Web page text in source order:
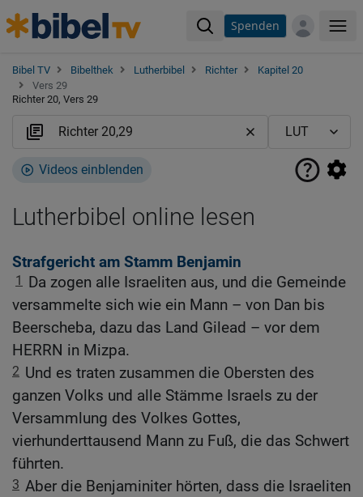
Spenden
Bibel TV Bibelthek Lutherbibel Richter
Kapitel 20
Vers 29
Richter 20, Vers 29
Videos einblenden
Lutherbibel online lesen
Strafgericht am Stamm Benjamin
1
Da zogen alle Israeliten aus, und die Gemeinde
versammelte sich wie ein Mann – von Dan bis
Beerscheba, dazu das Land Gilead – vor dem
HERRN in Mizpa.
2 Und es traten zusammen die Obersten des
ganzen Volks und alle Stämme Israels zu der
Versammlung des Volkes Gottes,
vierhunderttausend Mann zu Fuß, die das Schwert
führten.
3 Aber die Benjaminiter hörten, dass die Israeliten